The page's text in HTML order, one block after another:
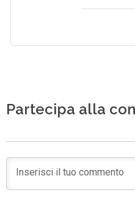
Partecipa alla